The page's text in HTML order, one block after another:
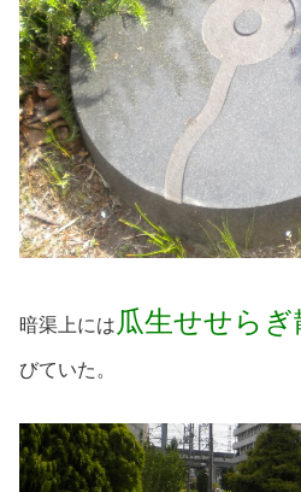
暗渠上には 瓜生せせらぎ
びていた。